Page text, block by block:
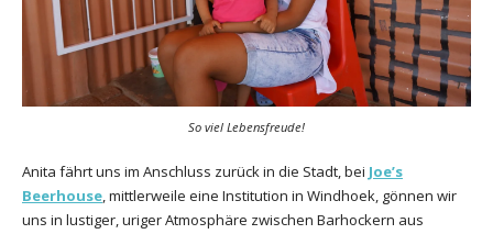
So viel Lebensfreude!
Anita fährt uns im Anschluss zurück in die Stadt, bei Joe’s
Beerhouse, mittlerweile eine Institution in Windhoek, gönnen wir
uns in lustiger, uriger Atmosphäre zwischen Barhockern aus